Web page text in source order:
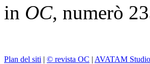
in OC, numerò
Plan del siti | © revista OC | AVATAM Studio